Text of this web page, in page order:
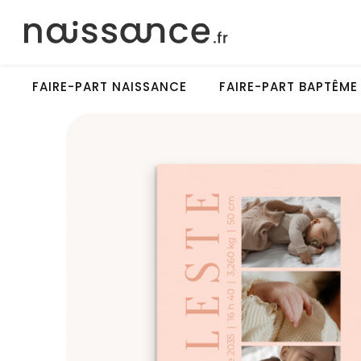
FAIRE-PART NAISSANCE FAIRE-PART BAPTÊME